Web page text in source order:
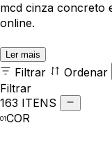
mcd cinza concreto
online.
Ler mais
Filtrar
Ordenar
Filtrar
163 ITENS
COR